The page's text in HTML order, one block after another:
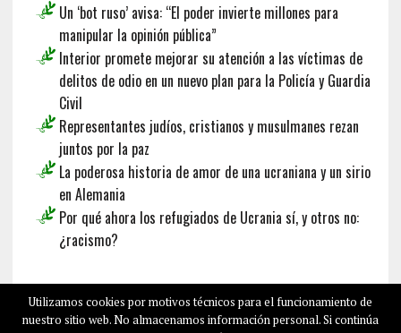
Un ‘bot ruso’ avisa: “El poder invierte millones para
manipular la opinión pública”
Interior promete mejorar su atención a las víctimas de
delitos de odio en un nuevo plan para la Policía y Guardia
Civil
Representantes judíos, cristianos y musulmanes rezan
juntos por la paz
La poderosa historia de amor de una ucraniana y un sirio
en Alemania
Por qué ahora los refugiados de Ucrania sí, y otros no:
¿racismo?
English
Deutsch
Français
Utilizamos cookies por motivos técnicos para el funcionamiento de
nuestro sitio web. No almacenamos información personal. Si continúa